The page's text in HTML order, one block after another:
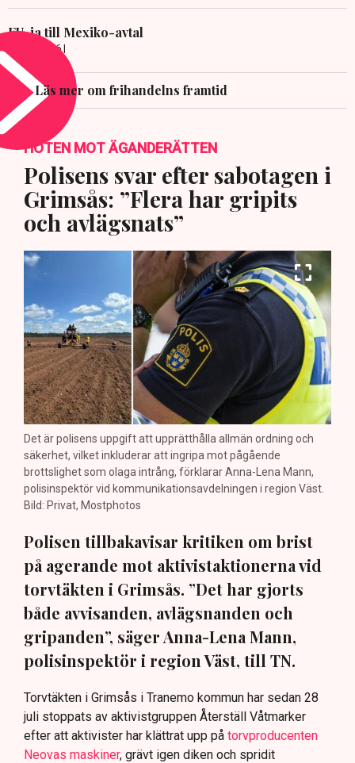
EU-ja till Mexiko-avtal
8 JULI 2026 |
Läs mer om frihandelns framtid
HOTEN MOT ÄGANDERÄTTEN
Polisens svar efter sabotagen i
Grimsås: ”Flera har gripits
och avlägsnats”
Det är polisens uppgift att upprätthålla allmän ordning och
säkerhet, vilket inkluderar att ingripa mot pågående
brottslighet som olaga intrång, förklarar Anna-Lena Mann,
polisinspektör vid kommunikationsavdelningen i region Väst.
Bild: Privat, Mostphotos
Polisen tillbakavisar kritiken om brist
på agerande mot aktivistaktionerna vid
torvtäkten i Grimsås. ”Det har gjorts
både avvisanden, avlägsnanden och
gripanden”, säger Anna-Lena Mann,
polisinspektör i region Väst, till TN.
Torvtäkten i Grimsås i Tranemo kommun har sedan 28
juli stoppats av aktivistgruppen Återställ Våtmarker
efter att aktivister har klättrat upp på torvproducenten
Neovas maskiner, grävt igen diken och spridit